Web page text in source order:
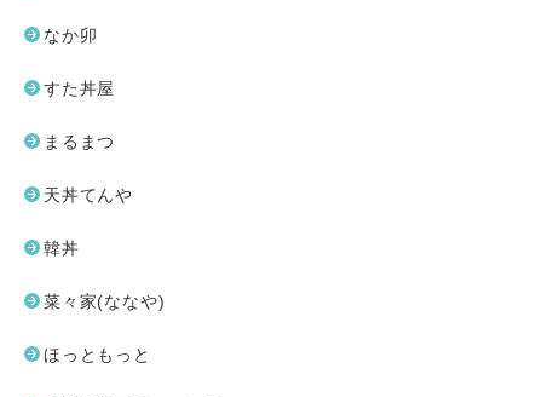
なか卯
すた丼屋
まるまつ
天丼てんや
韓丼
菜々家(ななや)
ほっともっと